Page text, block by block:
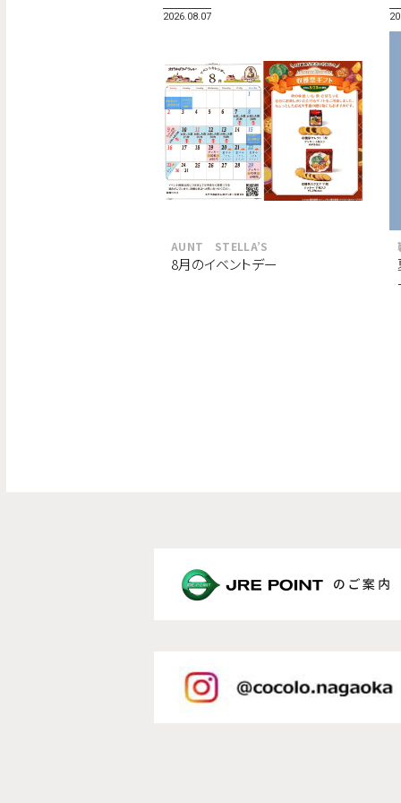
2026.08.07
AUNT STELLA’S
8月のイベントデー